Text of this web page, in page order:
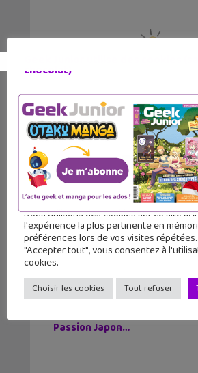
Victor Wembanyama sur la
mondiale de NBA 2K27 !
Lecture d’été 2026 #7 :
(tome 1), un comics post-
par un auteur français
Les sorties geek de l’été à
Piece au musée Grévin, Zoo
Passion Japon…
chocolat)
Nous utilisons des cookies sur ce site
l'expérience la plus pertinente en
préférences lors de vos visites
"Accepter tout", vous consentez à
cookies.
Choisir les cookies Tout refuser